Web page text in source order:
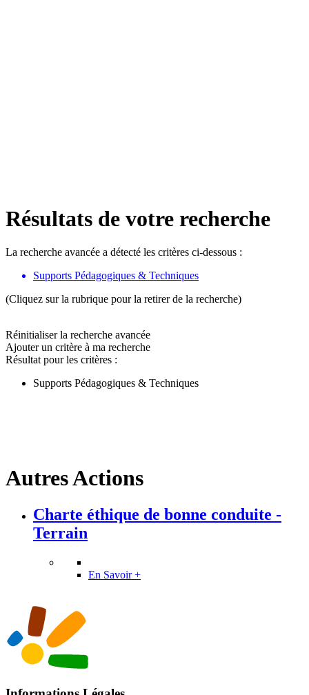
Résultats de votre recherche
La recherche avancée a détecté les critères ci-dessous :
Supports Pédagogiques & Techniques
(Cliquez sur la rubrique pour la retirer de la recherche)
Réinitialiser la recherche avancée
Ajouter un critère à ma recherche
Résultat pour les critères :
Supports Pédagogiques & Techniques
Autres Actions
Charte éthique de bonne conduite -
Terrain
En Savoir +